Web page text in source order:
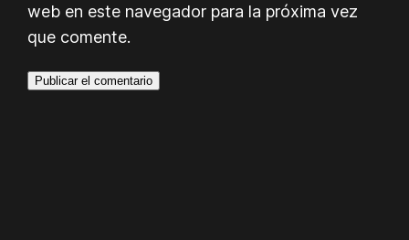
web en este navegador para la próxima vez
que comente.